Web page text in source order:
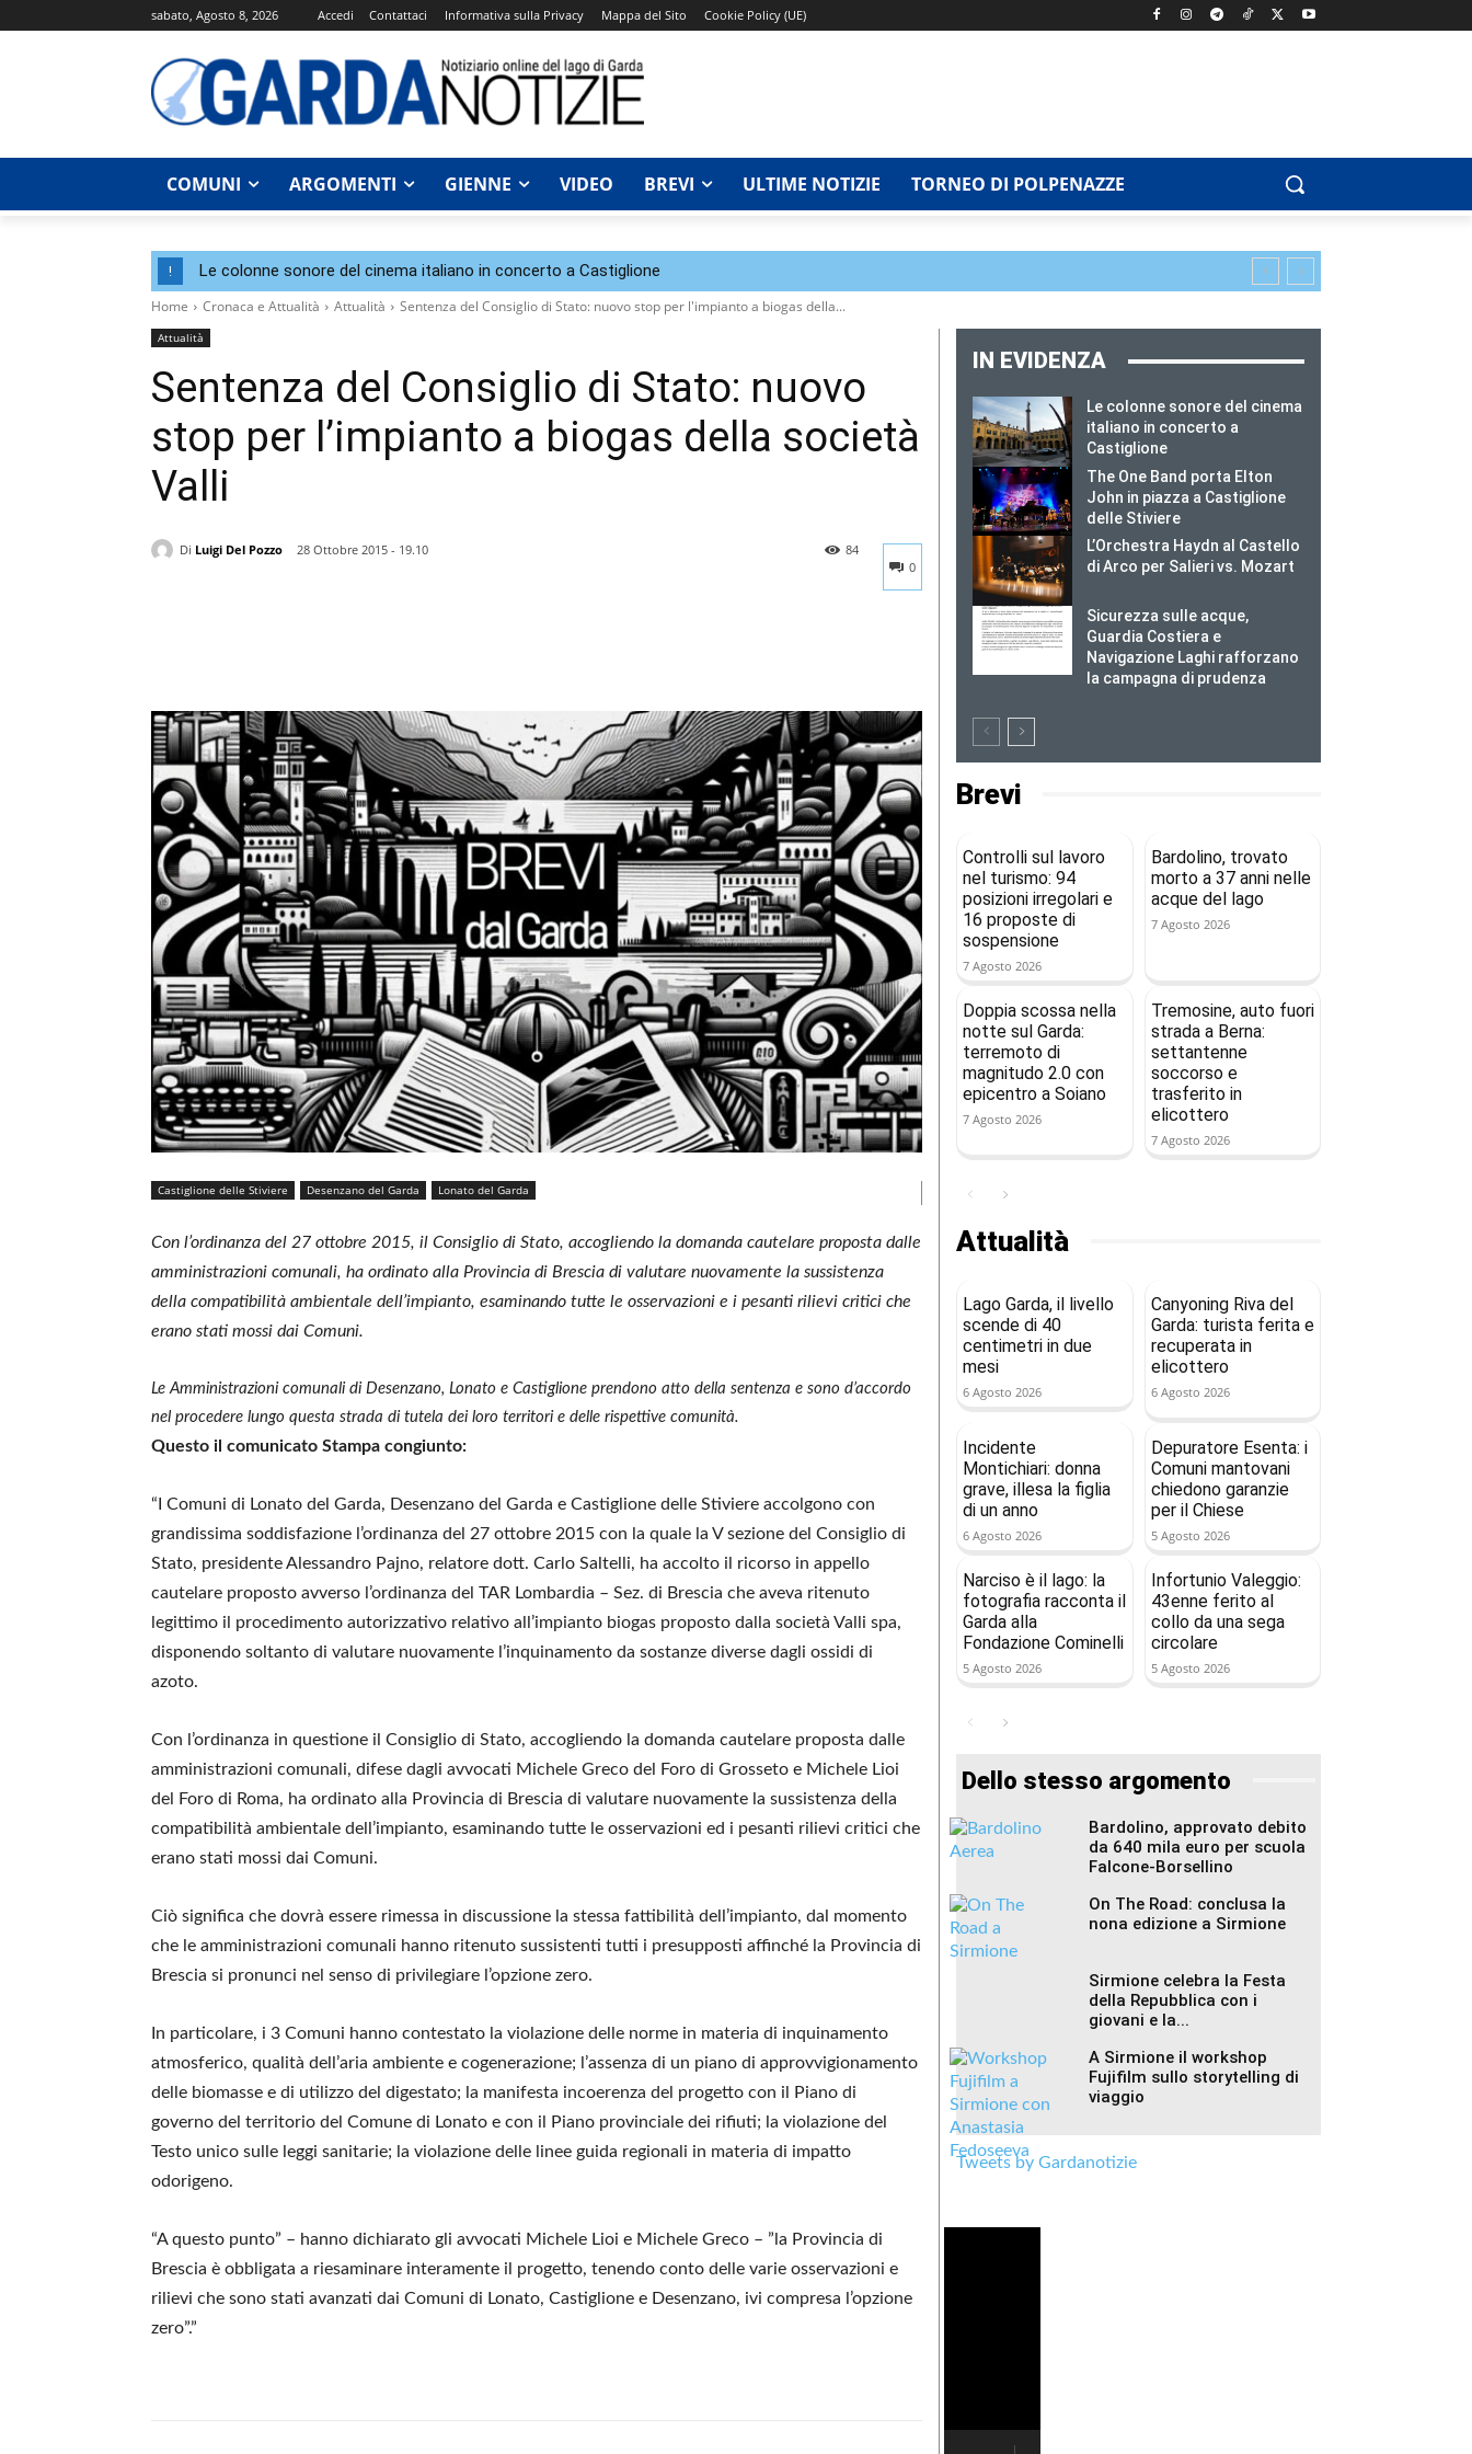
sabato, Agosto 8, 2026 Accedi Contattaci Informativa sulla Privacy Mappa del Sito Cookie Policy (UE)
COMUNI ARGOMENTI GIENNE VIDEO BREVI ULTIME NOTIZIE TORNEO DI POLPENAZZE
! Le colonne sonore del cinema italiano in concerto a Castiglione
Home Cronaca e Attualità Attualità Sentenza del Consiglio di Stato: nuovo stop per l'impianto a biogas della...
Attualità
Sentenza del Consiglio di Stato: nuovo
stop per l’impianto a biogas della società
Valli
Di Luigi Del Pozzo
28 Ottobre 2015 - 19.10
0
84
Castiglione delle Stiviere Desenzano del Garda Lonato del Garda
Con l’ordinanza del 27 ottobre 2015, il Consiglio di Stato, accogliendo la domanda cautelare proposta dalle
amministrazioni comunali, ha ordinato alla Provincia di Brescia di valutare nuovamente la sussistenza
della compatibilità ambientale dell’impianto, esaminando tutte le osservazioni e i pesanti rilievi critici che
erano stati mossi dai Comuni.
Le Amministrazioni comunali di Desenzano, Lonato e Castiglione prendono atto della sentenza e sono d’accordo
nel procedere lungo questa strada di tutela dei loro territori e delle rispettive comunità.
Questo il comunicato Stampa congiunto:
“I Comuni di Lonato del Garda, Desenzano del Garda e Castiglione delle Stiviere accolgono con
grandissima soddisfazione l’ordinanza del 27 ottobre 2015 con la quale la V sezione del Consiglio di
Stato, presidente Alessandro Pajno, relatore dott. Carlo Saltelli, ha accolto il ricorso in appello
cautelare proposto avverso l’ordinanza del TAR Lombardia – Sez. di Brescia che aveva ritenuto
legittimo il procedimento autorizzativo relativo all’impianto biogas proposto dalla società Valli spa,
disponendo soltanto di valutare nuovamente l’inquinamento da sostanze diverse dagli ossidi di
azoto.
Con l’ordinanza in questione il Consiglio di Stato, accogliendo la domanda cautelare proposta dalle
amministrazioni comunali, difese dagli avvocati Michele Greco del Foro di Grosseto e Michele Lioi
del Foro di Roma, ha ordinato alla Provincia di Brescia di valutare nuovamente la sussistenza della
compatibilità ambientale dell’impianto, esaminando tutte le osservazioni ed i pesanti rilievi critici che
erano stati mossi dai Comuni.
Ciò significa che dovrà essere rimessa in discussione la stessa fattibilità dell’impianto, dal momento
che le amministrazioni comunali hanno ritenuto sussistenti tutti i presupposti affinché la Provincia di
Brescia si pronunci nel senso di privilegiare l’opzione zero.
In particolare, i 3 Comuni hanno contestato la violazione delle norme in materia di inquinamento
atmosferico, qualità dell’aria ambiente e cogenerazione; l’assenza di un piano di approvvigionamento
delle biomasse e di utilizzo del digestato; la manifesta incoerenza del progetto con il Piano di
governo del territorio del Comune di Lonato e con il Piano provinciale dei rifiuti; la violazione del
Testo unico sulle leggi sanitarie; la violazione delle linee guida regionali in materia di impatto
odorigeno.
“A questo punto” – hanno dichiarato gli avvocati Michele Lioi e Michele Greco – ”la Provincia di
Brescia è obbligata a riesaminare interamente il progetto, tenendo conto delle varie osservazioni e
rilievi che sono stati avanzati dai Comuni di Lonato, Castiglione e Desenzano, ivi compresa l’opzione
zero”.”
IN EVIDENZA
Le colonne sonore del cinema
italiano in concerto a
Castiglione
The One Band porta Elton
John in piazza a Castiglione
delle Stiviere
L’Orchestra Haydn al Castello
di Arco per Salieri vs. Mozart
Sicurezza sulle acque,
Guardia Costiera e
Navigazione Laghi rafforzano
la campagna di prudenza
Brevi
Controlli sul lavoro
nel turismo: 94
posizioni irregolari e
16 proposte di
sospensione
7 Agosto 2026
Bardolino, trovato
morto a 37 anni nelle
acque del lago
7 Agosto 2026
Doppia scossa nella
notte sul Garda:
terremoto di
magnitudo 2.0 con
epicentro a Soiano
7 Agosto 2026
Tremosine, auto fuori
strada a Berna:
settantenne
soccorso e
trasferito in
elicottero
7 Agosto 2026
Attualità
Lago Garda, il livello
scende di 40
centimetri in due
mesi
6 Agosto 2026
Canyoning Riva del
Garda: turista ferita e
recuperata in
elicottero
6 Agosto 2026
Incidente
Montichiari: donna
grave, illesa la figlia
di un anno
6 Agosto 2026
Depuratore Esenta: i
Comuni mantovani
chiedono garanzie
per il Chiese
5 Agosto 2026
Narciso è il lago: la
fotografia racconta il
Garda alla
Fondazione Cominelli
5 Agosto 2026
Infortunio Valeggio:
43enne ferito al
collo da una sega
circolare
5 Agosto 2026
Dello stesso argomento
Bardolino, approvato debito
da 640 mila euro per scuola
Falcone-Borsellino
On The Road: conclusa la
nona edizione a Sirmione
Sirmione celebra la Festa
della Repubblica con i
giovani e la...
A Sirmione il workshop
Fujifilm sullo storytelling di
viaggio
Tweets by Gardanotizie